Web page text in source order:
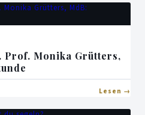
Prof. Monika Grütters,
Lesen